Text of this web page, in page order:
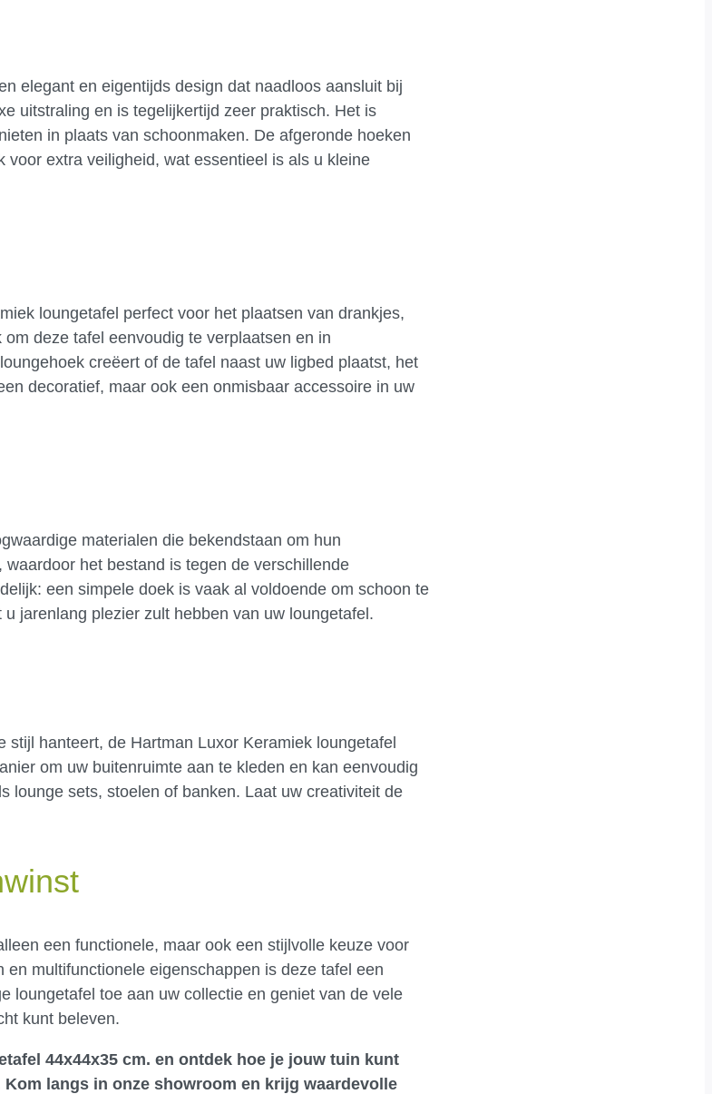
elegant en eigentijds design dat naadloos aansluit bij
uitstraling en is tegelijkertijd zeer praktisch. Het is
in plaats van schoonmaken. De afgeronde hoeken
extra veiligheid, wat essentieel is als u kleine
loungetafel perfect voor het plaatsen van drankjes,
deze tafel eenvoudig te verplaatsen en in
creëert of de tafel naast uw ligbed plaatst, het
decoratief, maar ook een onmisbaar accessoire in uw
materialen die bekendstaan om hun
het bestand is tegen de verschillende
een simpele doek is vaak al voldoende om schoon te
jarenlang plezier zult hebben van uw loungetafel.
hanteert, de Hartman Luxor Keramiek loungetafel
om uw buitenruimte aan te kleden en kan eenvoudig
lounge sets, stoelen of banken. Laat uw creativiteit de
een functionele, maar ook een stijlvolle keuze voor
multifunctionele eigenschappen is deze tafel een
loungetafel toe aan uw collectie en geniet van de vele
kunt beleven.
44x44x35 cm. en ontdek hoe je jouw tuin kunt
Kom langs in onze showroom en krijg waardevolle